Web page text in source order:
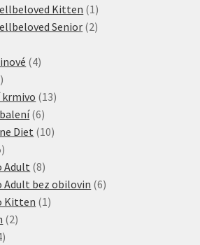
produktů
Kitten 1 1
produkt
Senior 22
44
7
produktů
krmivo 1313
66
produktů
Diet 1010
15
produktů
Adult 88
produktů
Adult bez obilovin 66
Kitten 1 1
22
34